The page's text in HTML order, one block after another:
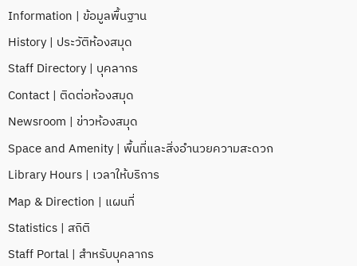
Information | ข้อมูลพื้นฐาน
History | ประวัติห้องสมุด
Staff Directory | บุคลากร
Contact | ติดต่อห้องสมุด
Newsroom | ข่าวห้องสมุด
Space and Amenity | พื้นที่และสิ่งอำนวยความสะดวก
Library Hours | เวลาให้บริการ
Map & Direction | แผนที่
Statistics | สถิติ
Staff Portal | สำหรับบุคลากร